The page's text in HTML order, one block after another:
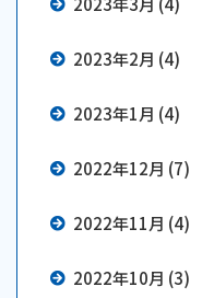
2023年2月 (4)
2023年1月 (4)
2022年12月 (7)
2022年11月 (4)
2022年10月 (3)